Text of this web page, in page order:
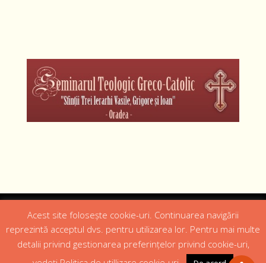
Acasa Istoric Episcopul Institutii
Media
Cateheza
Parteneri Contact
Acest site folosește cookie-uri. Continuarea navigării
reprezintă acceptul dvs. pentru utilizarea lor. Pentru mai multe
detalii privind gestionarea preferințelor privind cookie-uri,